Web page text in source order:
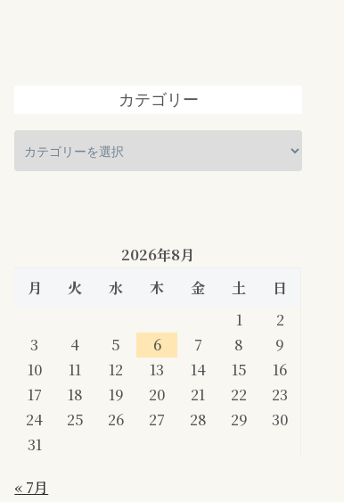
カテゴリー
2026年8月
月
火 水 木 金 土
日
1
2
3
4 5 6 7 8
9
10
11 12 13 14 15
16
17
18 19 20 21 22
23
24
25 26 27 28 29
30
31
« 7月